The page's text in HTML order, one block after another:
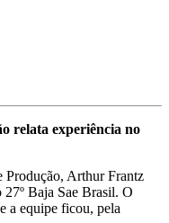
relata experiência no
Produção, Arthur Frantz
Baja Sae Brasil. O
a equipe ficou, pela